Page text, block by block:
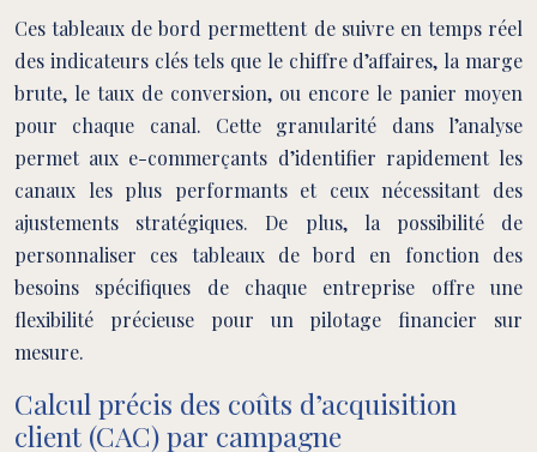
Ces tableaux de bord permettent de suivre en temps réel
des indicateurs clés tels que le chiffre d’affaires, la marge
brute, le taux de conversion, ou encore le panier moyen
pour chaque canal. Cette granularité dans l’analyse
permet aux e-commerçants d’identifier rapidement les
canaux les plus performants et ceux nécessitant des
ajustements stratégiques. De plus, la possibilité de
personnaliser ces tableaux de bord en fonction des
besoins spécifiques de chaque entreprise offre une
flexibilité précieuse pour un pilotage financier sur
mesure.
Calcul précis des coûts d’acquisition
client (CAC) par campagne